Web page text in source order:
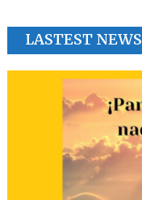
LASTEST NEWS